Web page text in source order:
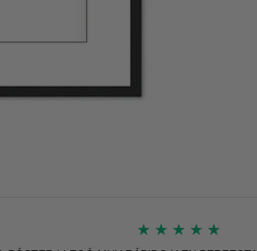
★ ★ ★ ★ ★